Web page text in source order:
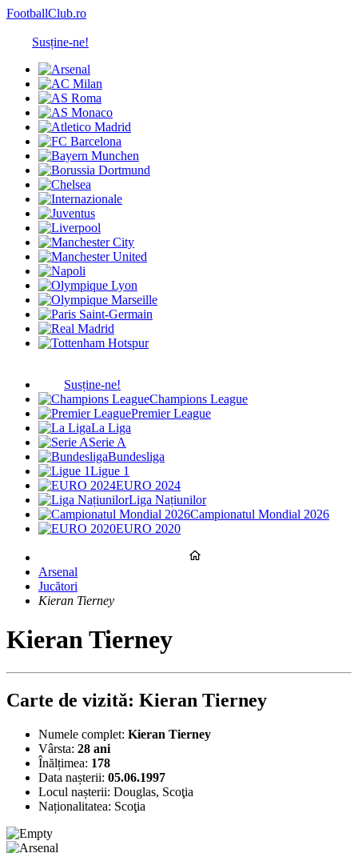
FootballClub.ro
Susține-ne!
Susține-ne!
Champions League
Premier League
La Liga
Serie A
Bundesliga
Ligue 1
EURO 2024
Liga Națiunilor
Campionatul Mondial 2026
EURO 2020
Arsenal
Jucători
Kieran Tierney
Kieran Tierney
Carte de vizită: Kieran Tierney
Numele complet: Kieran Tierney
Vârsta: 28 ani
Înălțimea: 178
Data nașterii: 05.06.1997
Locul nașterii: Douglas, Scoţia
Naționalitatea: Scoţia